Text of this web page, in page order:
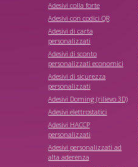
Adesivi colla forte
Adesivi con codici QR
Adesivi di carta
personalizzati
Adesivi di sconto
personalizzati economici
Adesivi di sicurezza
personalizzati
Adesivi Doming (rilievo 3D)
Adesivi elettrostatici
Adesivi HACCP
personalizzati
Adesivi personalizzati ad
alta aderenza